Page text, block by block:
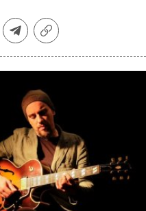
TelegramCopiar